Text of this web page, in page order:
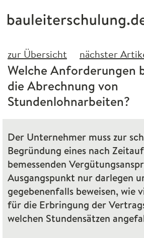
zur Übersicht nächster
Welche Anforderungen
die Abrechnung von
Stundenlohnarbeiten?
Der Unternehmer muss zur
Begründung eines nach
bemessenden
Ausgangspunkt nur darlegen
gegebenenfalls beweisen, wie
für die Erbringung der
welchen Stundensätzen